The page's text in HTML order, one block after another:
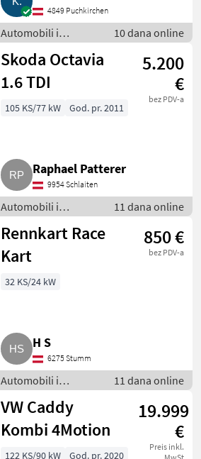
4849 Puchkirchen
Automobili i
motocikli / Limuzine
10 dana online
Skoda Octavia
1.6 TDI
5.200
€
bez PDV-a
105 KS/77 kW God. pr. 2011
Raphael Patterer
9954 Schlaiten
Automobili i
motocikli / Limuzine
11 dana online
Rennkart Race
Kart
850 €
bez PDV-a
32 KS/24 kW
H S
6275 Stumm
Automobili i
motocikli / Limuzine
11 dana online
VW Caddy
Kombi 4Motion
19.999
€
Preis inkl.
122 KS/90 kW God. pr. 2020